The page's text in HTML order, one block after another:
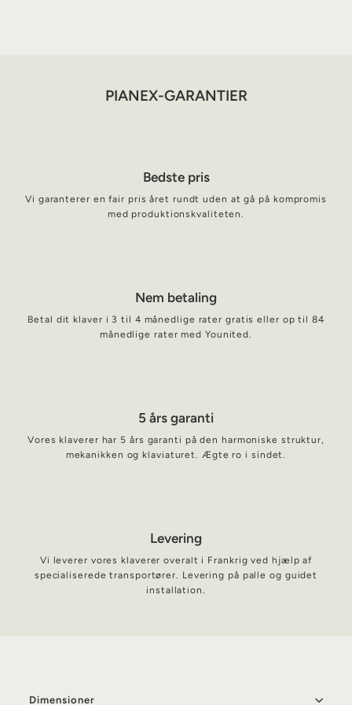
PIANEX-GARANTIER
Bedste pris
Vi garanterer en fair pris året rundt uden at gå på kompromis
med produktionskvaliteten.
Nem betaling
Betal dit klaver i 3 til 4 månedlige rater gratis eller op til 84
månedlige rater med Younited.
5 års garanti
Vores klaverer har 5 års garanti på den harmoniske struktur,
mekanikken og klaviaturet. Ægte ro i sindet.
Levering
Vi leverer vores klaverer overalt i Frankrig ved hjælp af
specialiserede transportører. Levering på palle og guidet
installation.
Dimensioner